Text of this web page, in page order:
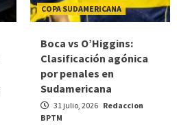
COPA SUDAMERICANA
Boca vs O’Higgins:
Clasificación agónica
por penales en
Sudamericana
31 julio, 2026 Redaccion
BPTM